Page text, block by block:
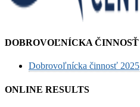
DOBROVOĽNÍCKA ČINNOSŤ
Dobrovoľnícka činnosť 2025
ONLINE RESULTS